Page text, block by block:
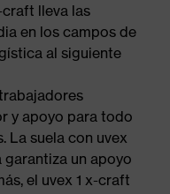
lleva las
en los campos de
al siguiente
y apoyo para todo
La suela con uvex
un apoyo
el uvex 1 x-craft